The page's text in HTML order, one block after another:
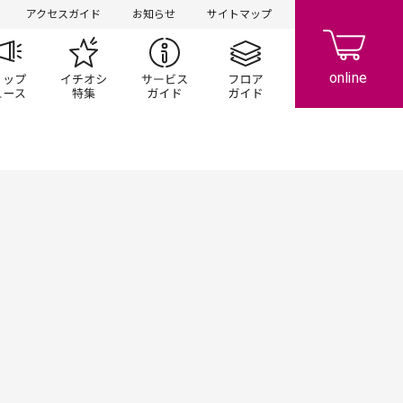
アクセスガイド お知らせ サイトマップ
ン
プ一覧 ショップニュースイチオシ特集 サービスガイドフロアガイド